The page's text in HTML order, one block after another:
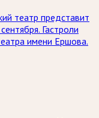
театр представит
Гастроли
имени Ершова.